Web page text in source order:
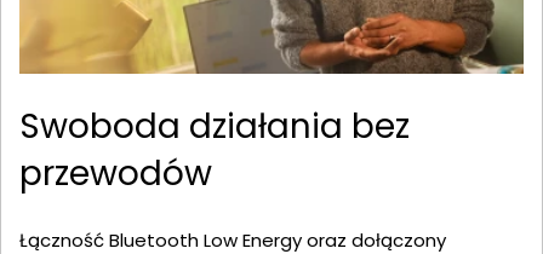
Swoboda działania bez
przewodów
Łączność Bluetooth Low Energy oraz dołączony